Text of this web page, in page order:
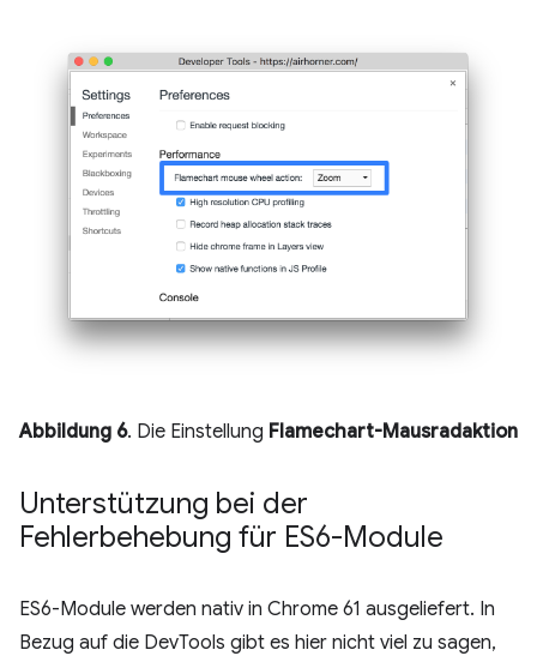
Abbildung 6. Die Einstellung Flamechart-Mausradaktion
Unterstützung bei der
Fehlerbehebung für ES6-Module
ES6-Module werden nativ in Chrome 61 ausgeliefert. In
Bezug auf die DevTools gibt es hier nicht viel zu sagen,